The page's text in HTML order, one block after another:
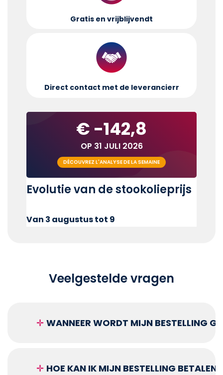
Gratis en vrijblijvendt
Direct contact met de leverancierr
€ -142,8
OP 31 JULI 2026
DÉCOUVREZ L'ANALYSE DE LA SEMAINE
Evolutie van de stookolieprijs
Van 3 augustus tot 9
Veelgestelde vragen
✛ WANNEER WORDT MIJN BESTELLING
✛ HOE KAN IK MIJN BESTELLING BETALEN?